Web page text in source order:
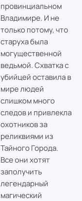
провинциальном
Владимире. И не
только потому, что
старуха была
могущественной
ведьмой. Схватка с
убийцей оставила в
мире людей
слишком много
следов и привлекла
охотников за
реликвиями из
Тайного Города.
Все они хотят
заполучить
легендарный
магический